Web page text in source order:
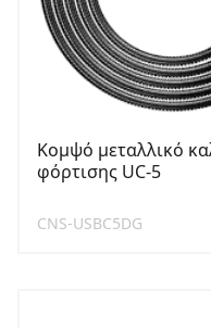
Κομψό μεταλλικό
φόρτισης UC-5
CNS-USBC5DG